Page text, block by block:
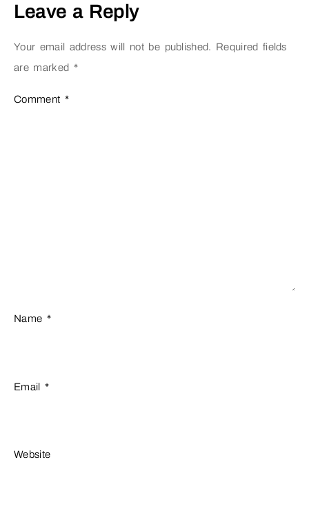
Leave a Reply
Your email address will not be published. Required fields
are marked *
Comment *
Name *
Email *
Website